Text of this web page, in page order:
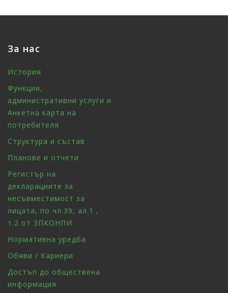
За нас
История
Функции,
административни услуги и
Анкетна карта на
потребителя
Структура и състав
Планове и отчети
Регистър на
декларациите за
несъвместимост за
лицата, по чл.39, ал.1 ,
т.2 от ЗПКОНПИ
Нормативна уредба
Обяви / Кариери
Достъп до обществена
информация